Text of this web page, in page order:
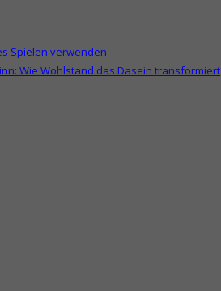
Spielen verwenden
Wie Wohlstand das Dasein transformiert